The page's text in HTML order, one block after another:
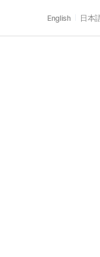
English 日本